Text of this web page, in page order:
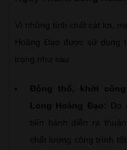
Vì những tính chất cát lợi,
Hoàng Đạo được sử dụng
trọng như sau
Động thổ, khởi
Long Hoàng Đạo:
Do
tiến hành diễn ra
chất lượng công trình